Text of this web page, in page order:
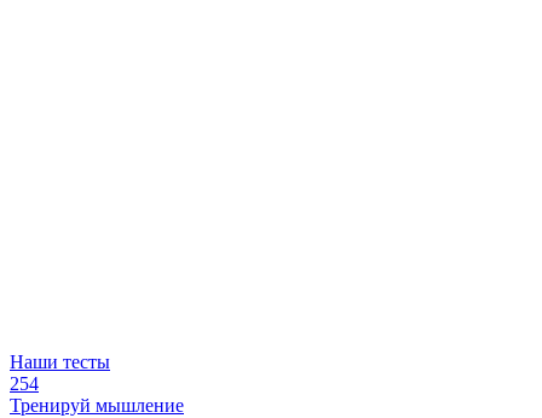
Наши тесты
254
Тренируй мышление